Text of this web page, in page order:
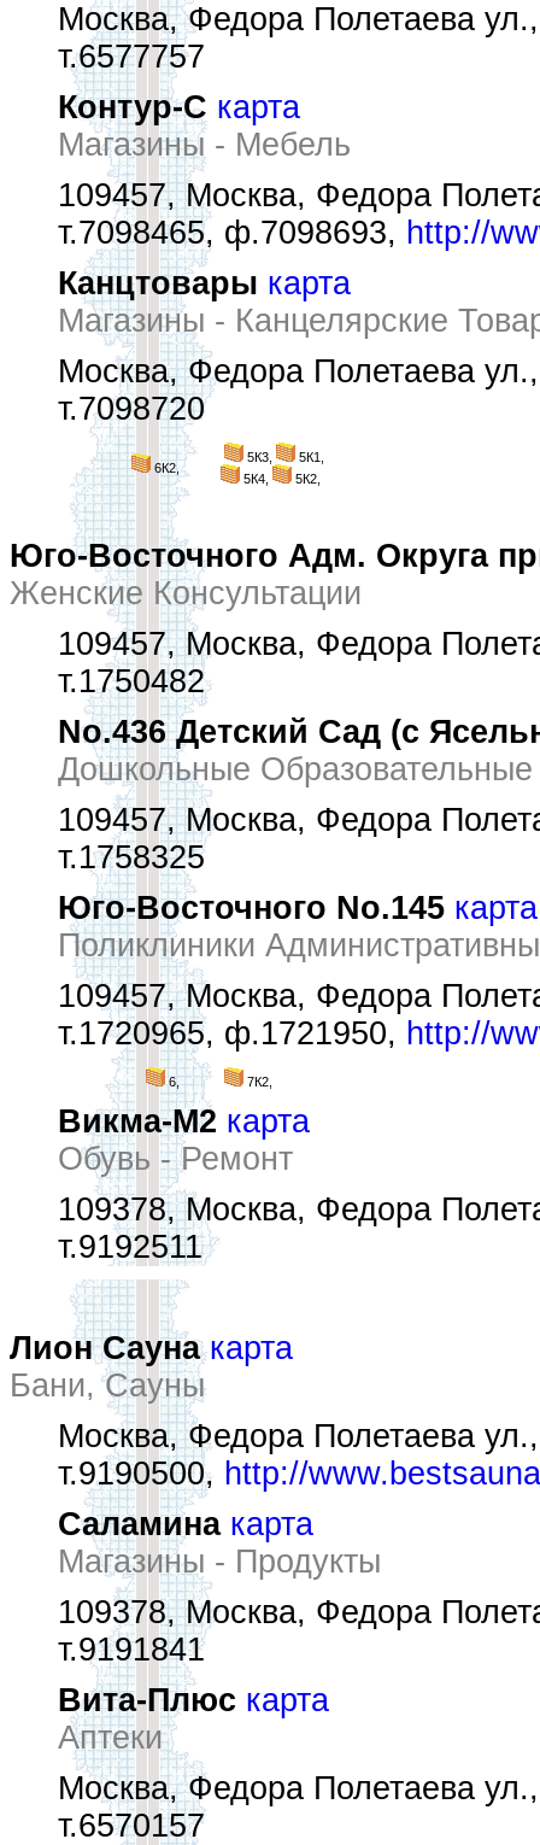
Москва, Федора Полетаева
т.6577757
Контур-С карта
Магазины - Мебель
109457, Москва, Федора
т.7098465, ф.7098693, http://
Канцтовары карта
Магазины - Канцелярские
Москва, Федора Полетаева
т.7098720
6К2,
5К3,
5К1,
5К4,
5К2,
Юго-Восточного Адм. Округа
Женские Консультации
109457, Москва, Федора
т.1750482
No.436 Детский Сад (с
Дошкольные
109457, Москва, Федора
т.1758325
Юго-Восточного No.145 карта
Поликлиники
109457, Москва, Федора
т.1720965, ф.1721950, http://
6, 7К2,
Викма-М2 карта
Обувь - Ремонт
109378, Москва, Федора
т.9192511
Лион Сауна карта
Бани, Сауны
Москва, Федора Полетаева
т.9190500, http://
Саламина карта
Магазины - Продукты
109378, Москва, Федора
т.9191841
Вита-Плюс карта
Аптеки
Москва, Федора Полетаева
т.6570157